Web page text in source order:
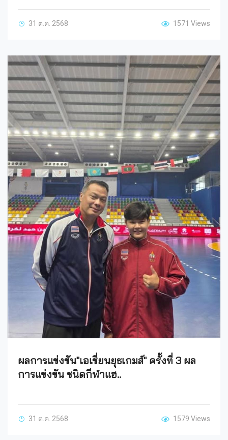
31 ต.ค. 2568 1571 Views
ผลการแข่งขัน"เอเชี่ยนยุธเกมส์" ครั้งที่ 3 ผล
การแข่งขัน ชนิดกีฬาแฮ..
31 ต.ค. 2568 1579 Views